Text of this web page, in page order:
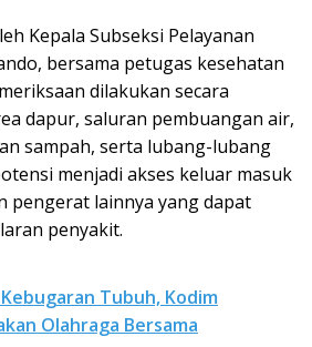
Kepala Subseksi Pelayanan
bersama petugas kesehatan
dilakukan secara
dapur, saluran pembuangan air,
sampah, serta lubang-lubang
menjadi akses keluar masuk
pengerat lainnya yang dapat
penyakit.
Kebugaran Tubuh, Kodim
Olahraga Bersama